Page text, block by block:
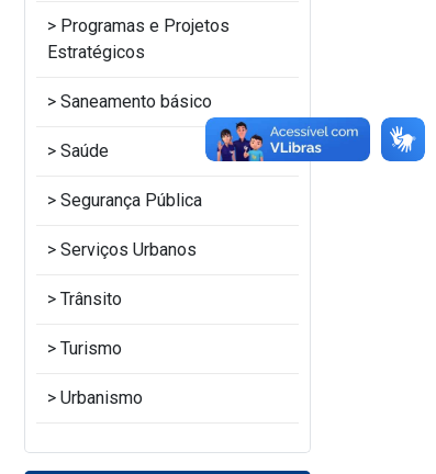
Programas e Projetos
Estratégicos
Saneamento básico
Saúde
Segurança Pública
Serviços Urbanos
Trânsito
Turismo
Urbanismo